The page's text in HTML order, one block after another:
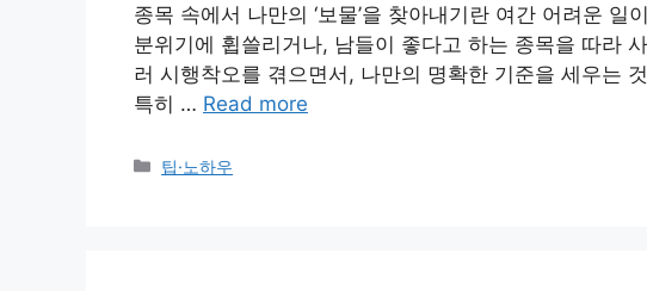
종목 속에서 나만의 ‘보물’을 찾아내기란 여간 어려운
분위기에 휩쓸리거나, 남들이 좋다고 하는 종목을 따라
러 시행착오를 겪으면서, 나만의 명확한 기준을 세우는
특히 … Read more
Categories
팁·노하우